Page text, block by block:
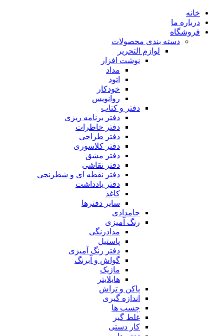
خانه
درباره ما
فروشگاه
دسته بندی محصولات
لوازم التحریر
نوشت افزار
مداد
اتود
خودکار
روانویس
دفتر و کتاب
دفتر برنامه ریزی
دفتر خاطرات
دفتر طراحی
دفتر کلاسوری
دفتر مشق
دفتر نقاشی
دفتر نقطه ای و شطرنجی
دفتر یادداشت
کاغذ
سایر دفترها
جامدادی
رنگ آمیزی
مدادرنگی
پاستیل
دفتر رنگ آمیزی
گواش و آبرنگ
ماژیک
هایلایتر
پاکن و تراش
اندازه گیری
چسب ها
غلط گیر
کار دستی